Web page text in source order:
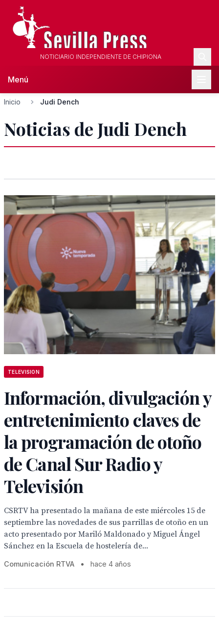
NOTICIARIO INDEPENDIENTE DE CHIPIONA
Menú
Inicio Judi Dench
Noticias de Judi Dench
TELEVISION
Información, divulgación y
entretenimiento claves de
la programación de otoño
de Canal Sur Radio y
Televisión
CSRTV ha presentado la mañana de este miércoles 15 de
septiembre las novedades de sus parrillas de otoño en un
acto presentado por Mariló Maldonado y Miguel Ángel
Sánchez en la Escuela de hostelería de...
Comunicación RTVA • hace 4 años